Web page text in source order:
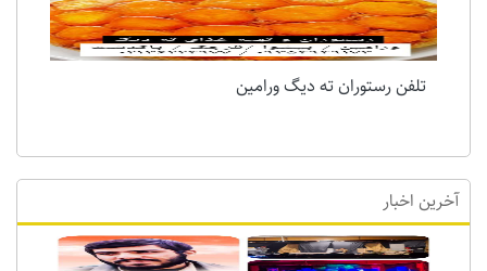
تلفن رستوران ته دیگ ورامین
آخرین اخبار